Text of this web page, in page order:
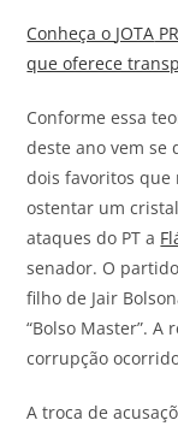
Conheça o JOTA
que oferece
Conforme essa
deste ano vem se
dois favoritos que
ostentar um
ataques do PT a
senador. O
filho de Jair
“Bolso Master”. A
corrupção
A troca de